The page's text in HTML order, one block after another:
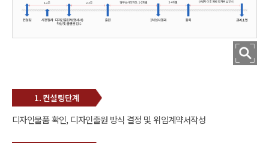
1. 컨설팅단계
디자인물품 확인, 디자인출원 방식 결정 및 위임계약서작성